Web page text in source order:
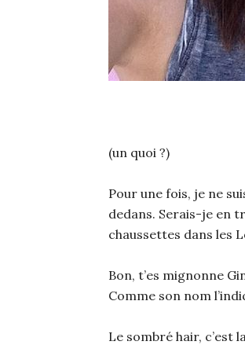
(un quoi ?)
Pour une fois, je ne
dedans. Serais-je en
chaussettes dans les
Bon, t’es mignonne
Comme son nom
Le sombré hair, c’est